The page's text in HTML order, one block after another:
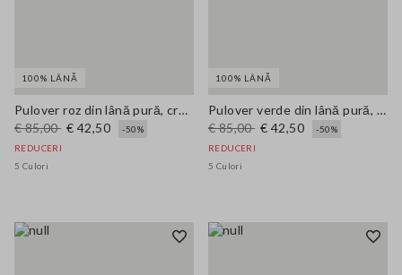
100% LÂNĂ
Pulover roz din lână pură, croială oversize
€ 85,00 € 42,50
-50%
REDUCERI
5 Culori
100% LÂNĂ
Pulover verde din lână pură, stil oversize
€ 85,00 € 42,50
-50%
REDUCERI
5 Culori